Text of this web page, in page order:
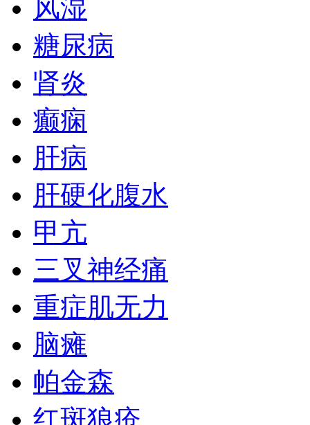
风湿
糖尿病
肾炎
癫痫
肝病
肝硬化腹水
甲亢
三叉神经痛
重症肌无力
脑瘫
帕金森
红斑狼疮